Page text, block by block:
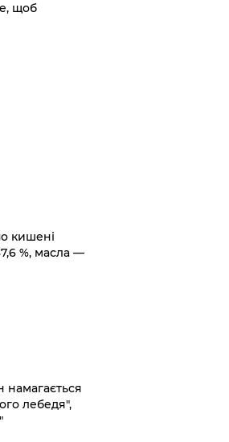
щоб
кишені
%, масла —
намагається
лебедя",